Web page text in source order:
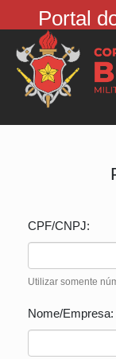
Portal
CPF/CNPJ:
Utilizar somente
Nome/Empresa: